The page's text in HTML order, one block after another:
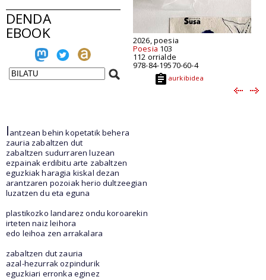
DENDA
EBOOK 2026, poesia
Poesia 103
112 orrialde
978-84-19570-60-4
aurkibidea
lantzean behin kopetatik behera
zauria zabaltzen dut
zabaltzen sudurraren luzean
ezpainak erdibitu arte zabaltzen
eguzkiak haragia kiskal dezan
arantzaren pozoiak herio dultzeegian
luzatzen du eta eguna
plastikozko landarez ondu koroarekin
irteten naiz leihora
edo leihoa zen arrakalara
zabaltzen dut zauria
azal-hezurrak ozpindurik
eguzkiari erronka eginez